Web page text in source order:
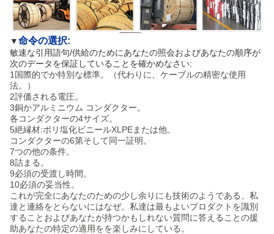
▼命令の選択:
敏速な引用語句/供給のためにあなたの照会およびあなたの順序が
次のデータを保証していることを確かめなさい:
1国際的でか特別な標準。（代わりに、ケーブルの精密な使用
法。）
2評価される電圧。
3銅かアルミニウム コンダクター。
各コンダクターの4サイズ。
5絶縁材:ポリ塩化ビニールXLPEまたは他。
コンダクターの6第そして同一証明。
7つの他の条件。
8詰まる。
9必須の受渡し時間。
10必須の妥当性。
これが完全にあなたのための少し余りにも技術のようである、私
達と連絡をとらないにはなぜ。私達は最もよいプロダクトを識別
することおよびあなたが持つかもしれない質問に答えることの援
助あなたの特定の適用をを楽しみにしている。